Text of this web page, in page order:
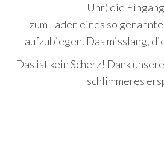
Uhr) die
zum Laden eines so
aufzubiegen. Das misslang,
Das ist kein Scherz! Dank
schlimmeres